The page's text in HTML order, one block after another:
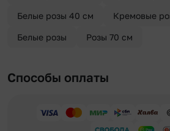
Белые розы 40 см Кремовые
Белые розы Розы 70 см
Способы оплаты